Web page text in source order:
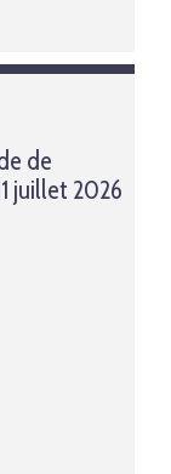
de
juillet 2026